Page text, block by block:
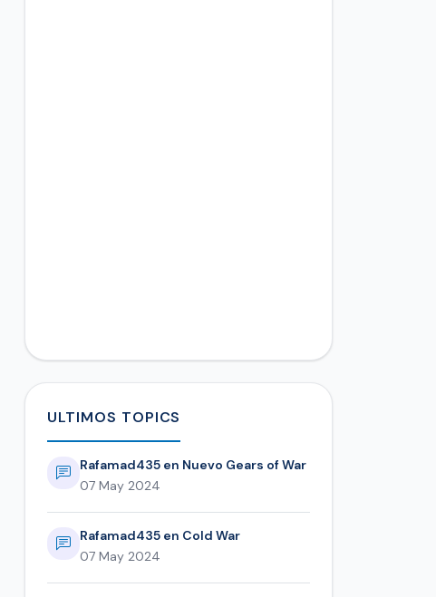
ULTIMOS TOPICS
Rafamad435 en Nuevo Gears of War
07 May 2024
Rafamad435 en Cold War
07 May 2024